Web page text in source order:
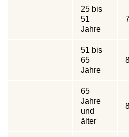
25 bis
51
Jahre
51 bis
65
Jahre
65
Jahre
und
älter